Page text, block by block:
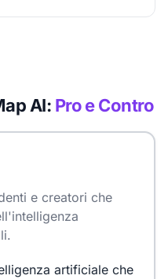
AI: Pro e Contro
e creatori che
artificiale che